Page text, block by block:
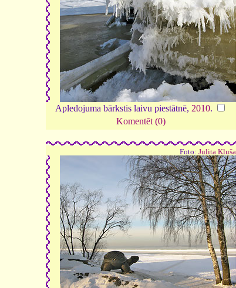
Apledojuma bārkstis laivu piestātnē, 2010.
Komentēt (0)
Foto: Julita Kluša